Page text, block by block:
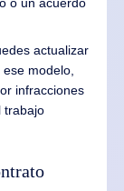
actualizar
modelo,
infracciones
trabajo